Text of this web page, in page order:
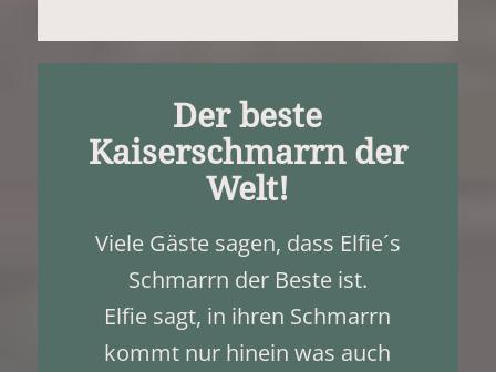
Der beste
Kaiserschmarrn der
Welt!
Viele Gäste sagen, dass Elfie´s
Schmarrn der Beste ist.
Elfie sagt, in ihren Schmarrn
kommt nur hinein was auch